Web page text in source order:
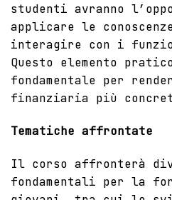
studenti avranno
applicare le
interagire con i
Questo elemento
fondamentale per
finanziaria più
Tematiche affrontate
Il corso affronterà
fondamentali per la